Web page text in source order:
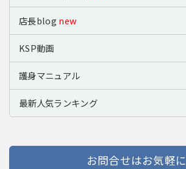
店長blog new
KSP動画
護身マニュアル
最新人気ランキング
お問合せはお気軽に